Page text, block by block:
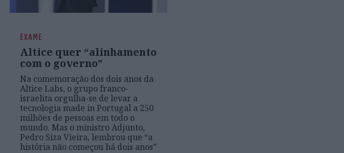
EXAME
Altice quer “alinhamento
com o governo”
Na comemoração dos dois anos da
Altice Labs, o grupo franco-
israelita orgulha-se de levar a
tecnologia made in Portugal a 250
milhões de pessoas em todo o
mundo. Mas o ministro Adjunto,
Pedro Siza Vieira, lembrou que “a
história não começou há dois anos”